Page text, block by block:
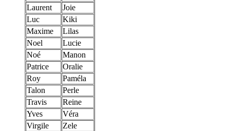
Laurent
Joie
Luc
Kiki
Maxime
Lilas
Noel
Lucie
Noé
Manon
Patrice
Oralie
Roy
Paméla
Talon
Perle
Travis
Reine
Yves
Véra
Virgile
Zele